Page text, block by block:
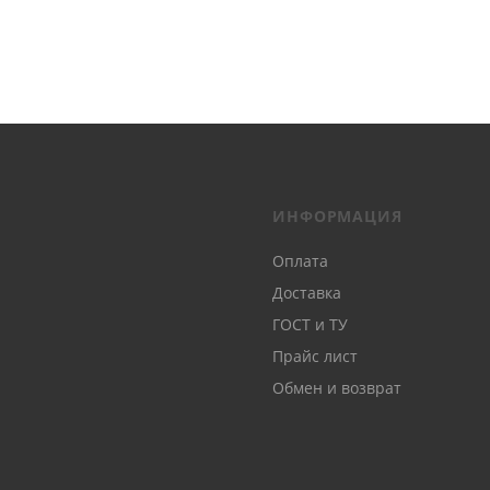
ИНФОРМАЦИЯ
Оплата
Доставка
ГОСТ и ТУ
Прайс лист
Обмен и возврат